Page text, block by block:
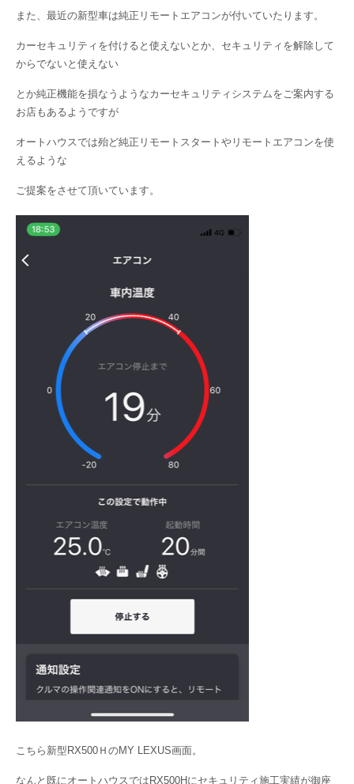
また、最近の新型車は純正リモートエアコンが付いていたります。
カーセキュリティを付けると使えないとか、セキュリティを解除して
からでないと使えない
とか純正機能を損なうようなカーセキュリティシステムをご案内する
お店もあるようですが
オートハウスでは殆ど純正リモートスタートやリモートエアコンを使
えるような
ご提案をさせて頂いています。
こちら新型RX500ＨのMY LEXUS画面。
なんと既にオートハウスではRX500Hにセキュリティ施工実績が御座